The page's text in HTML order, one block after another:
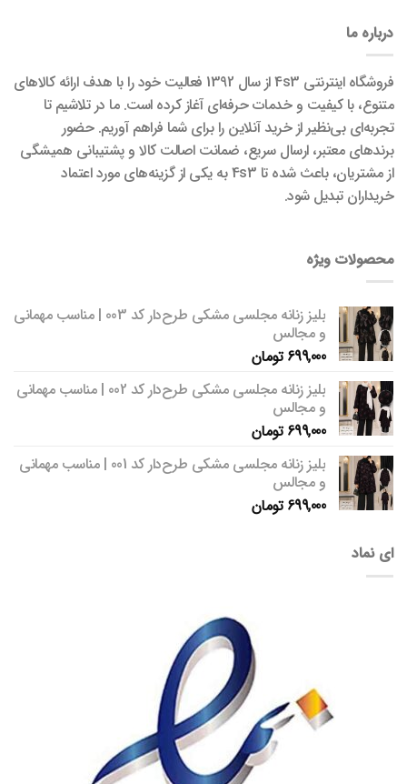
درباره ما
فروشگاه اینترنتی 4s3 از سال 1392 فعالیت خود را با هدف ارائه کالاهای
متنوع، با کیفیت و خدمات حرفه‌ای آغاز کرده است. ما در تلاشیم تا
تجربه‌ای بی‌نظیر از خرید آنلاین را برای شما فراهم آوریم. حضور
برندهای معتبر، ارسال سریع، ضمانت اصالت کالا و پشتیبانی همیشگی
از مشتریان، باعث شده تا 4s3 به یکی از گزینه‌های مورد اعتماد
خریداران تبدیل شود.
محصولات ویژه
بلیز زنانه مجلسی مشکی طرح‌دار کد 003 | مناسب مهمانی
و مجالس
699,000 تومان
بلیز زنانه مجلسی مشکی طرح‌دار کد 002 | مناسب مهمانی
و مجالس
699,000 تومان
بلیز زنانه مجلسی مشکی طرح‌دار کد 001 | مناسب مهمانی
و مجالس
699,000 تومان
ای نماد